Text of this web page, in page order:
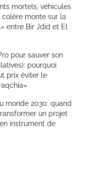
mortels, véhicules
monte sur la
entre Bir Jdid et El
pour sauver son
pourquoi
prix éviter le
monde 2030: quand
un projet
instrument de